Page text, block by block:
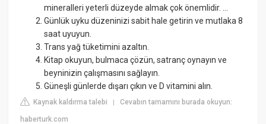
mineralleri yeterli düzeyde almak çok önemlidir. ...
Günlük uyku düzeninizi sabit hale getirin ve mutlaka 8
saat uyuyun.
Trans yağ tüketimini azaltın.
Kitap okuyun, bulmaca çözün, satranç oynayın ve
beyninizin çalışmasını sağlayın.
Güneşli günlerde dışarı çıkın ve D vitamini alın.
Kaynak kaldırma talebi |Cevabın tamamını burada okuyun:
haberturk.com